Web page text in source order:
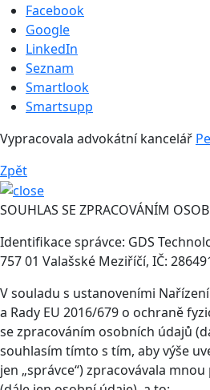
Facebook
Google
LinkedIn
Seznam
Smartlook
Smartsupp
Vypracovala advokátní kancelář
Zpět
SOUHLAS SE ZPRACOVÁNÍM
Identifikace správce: GDS
757 01 Valašské Meziříčí, IČ:
V souladu s ustanoveními
a Rady EU 2016/679 o ochraně
se zpracováním osobních údajů
souhlasím tímto s tím, aby výše
jen „správce“) zpracovávala